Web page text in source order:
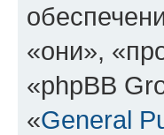
«они»,
«phpBB
«General